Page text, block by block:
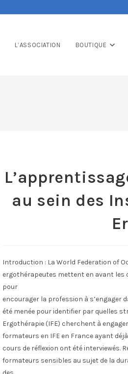
L’ASSOCIATION BOUTIQUE
au sein des
Introduction : La World Federation of
ergothérapeutes mettent en avant les
pour
encourager la profession à s’engager
été menée pour identifier par quelles
Ergothérapie (IFE) cherchent à
formateurs en IFE en France ayant
cours de réflexion ont été interviewés.
formateurs sensibles au sujet de la